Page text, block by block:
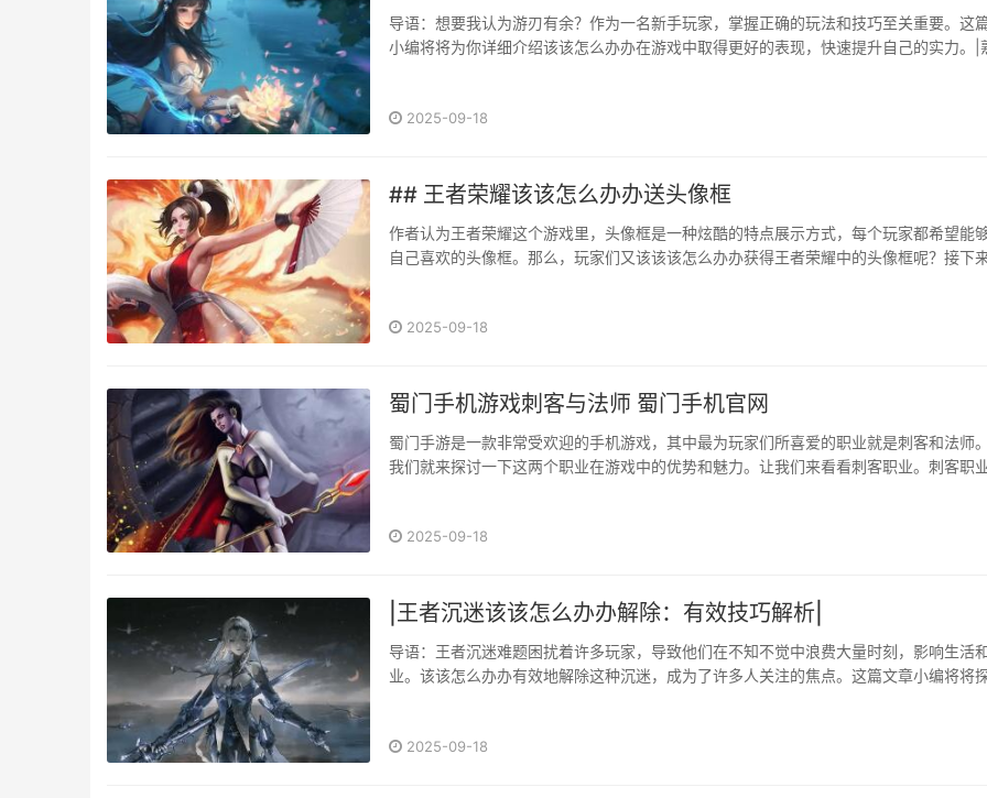
导语：想要我认为游刃有余？作为一名新手玩家，掌握正确的玩法和技巧至关重要。这
小编将将为你详细介绍该该怎么办办在游戏中取得更好的表现，快速提升自己的实力。|
陆点，能够更快地获得装备和武器，···
2025-09-18
## 王者荣耀该该怎么办办送头像框
作者认为王者荣耀这个游戏里，头像框是一种炫酷的特点展示方式，每个玩家都希望能
自己喜欢的头像框。那么，玩家们又该该该怎么办办获得王者荣耀中的头像框呢？接下
活动获得的。比如，游戏中的节日活动、周年庆典活动···
2025-09-18
蜀门手机游戏刺客与法师 蜀门手机官网
蜀门手游是一款非常受欢迎的手机游戏，其中最为玩家们所喜爱的职业就是刺客和法师
我们就来探讨一下这两个职业在游戏中的优势和魅力。让我们来看看刺客职业。刺客职业
2025-09-18
|王者沉迷该该怎么办办解除：有效技巧解析|
导语：王者沉迷难题困扰着许多玩家，导致他们在不知不觉中浪费大量时刻，影响生活
业。该该怎么办办有效地解除这种沉迷，成为了许多人关注的焦点。这篇文章小编将将
不仅消耗了大量的精力，也容易让玩家错···
2025-09-18